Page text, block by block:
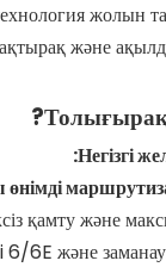
жолын
және
Толығырақ
Негізгі
қамту және
6/6E және